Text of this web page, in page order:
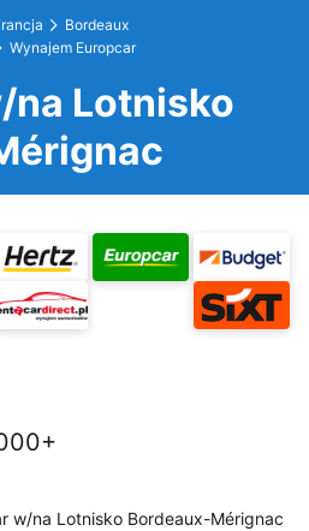
Bordeaux
Wynajem Europcar
na Lotnisko
w/na Lotnisko Bordeaux-Mérignac